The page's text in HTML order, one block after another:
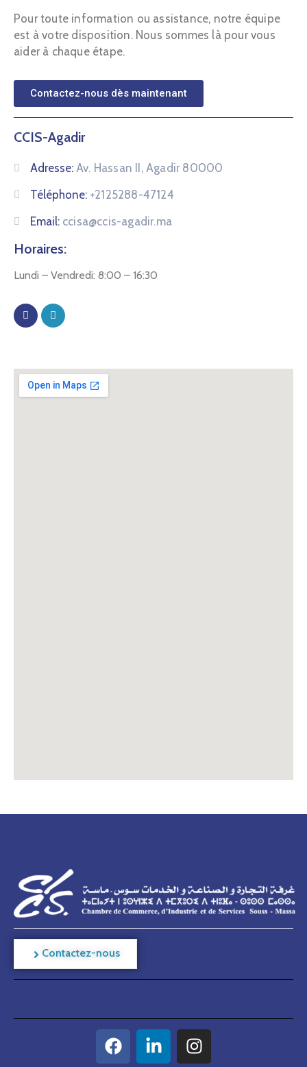
Pour toute information ou assistance, notre équipe
est à votre disposition. Nous sommes là pour vous
aider à chaque étape.
Contactez-nous dès maintenant
CCIS-Agadir
Adresse: Av. Hassan II, Agadir 80000
Téléphone: +2125288-47124
Email: ccisa@ccis-agadir.ma
Horaires:
Lundi – Vendredi: 8:00 – 16:30
Contactez-nous